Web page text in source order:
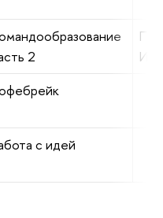
2
И.А.
с идей